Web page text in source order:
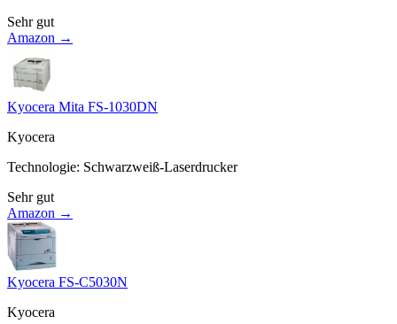
Sehr gut
Amazon →
Kyocera Mita FS-1030DN
Kyocera
Technologie: Schwarzweiß-Laserdrucker
Sehr gut
Amazon →
Kyocera FS-C5030N
Kyocera